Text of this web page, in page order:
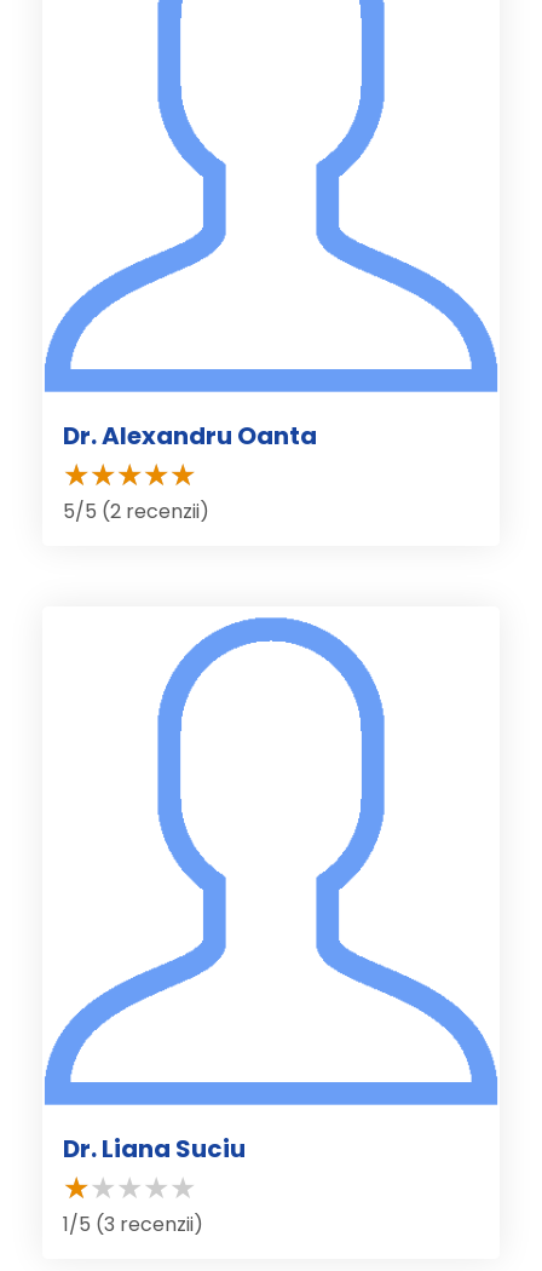
Dr. Alexandru Oanta
5/5 (2 recenzii)
Dr. Liana Suciu
1/5 (3 recenzii)